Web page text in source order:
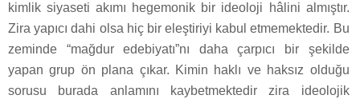
kimlik siyaseti akımı hegemonik bir ideoloji hâlini almıştır.
Zira yapıcı dahi olsa hiç bir eleştiriyi kabul etmemektedir. Bu
zeminde “mağdur edebiyatı”nı daha çarpıcı bir şekilde
yapan grup ön plana çıkar. Kimin haklı ve haksız olduğu
sorusu burada anlamını kaybetmektedir zira ideolojik